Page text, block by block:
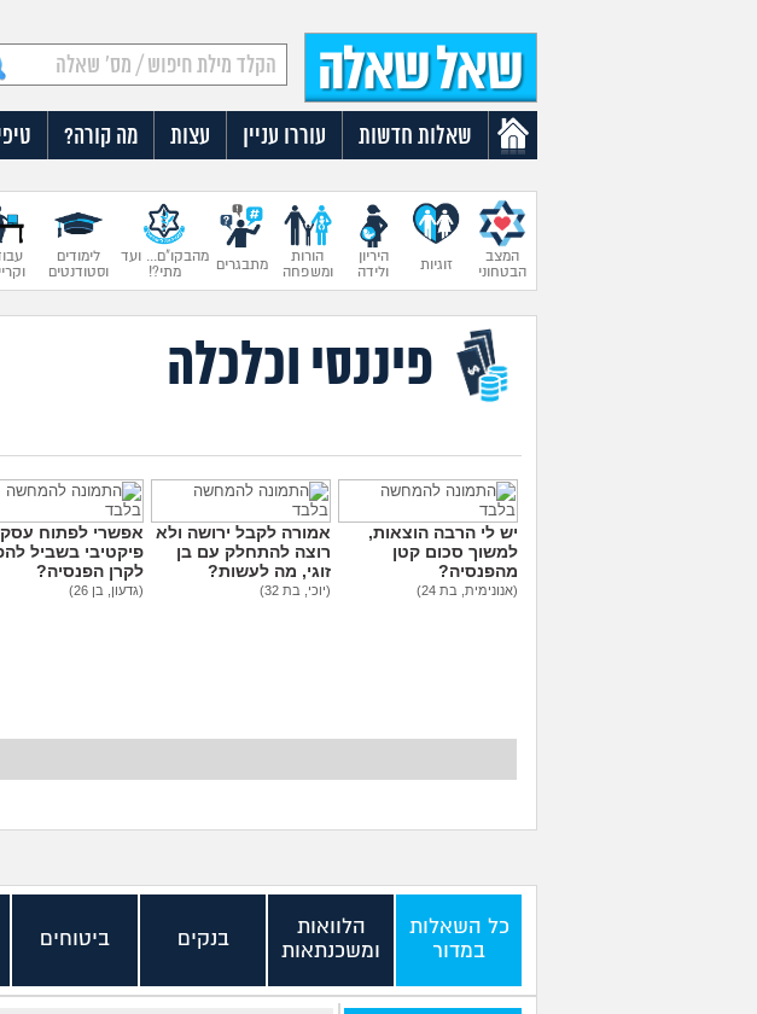
שאלות חדשות עוררו עניין עצות מה קורה?
המצב
הבטחוני
זוגיות
היריון
ולידה
הורות
ומשפחה
מתבגרים
מהבקו"ם... ועד
מתי?!
לימודים
וסטודנטים
פיננסי וכלכלה
יש לי הרבה הוצאות,
למשוך סכום קטן
מהפנסיה?
(אנונימית, בת 24)
אמורה לקבל ירושה ולא
רוצה להתחלק עם בן
זוגי, מה לעשות?
(יוכי, בת 32)
אפשרי לפתוח עסק
פיקטיבי בשביל
לקרן הפנסיה?
(גדעון, בן 26)
כל השאלות
במדור
הלוואות
ומשכנתאות
בנקים ביטוחים